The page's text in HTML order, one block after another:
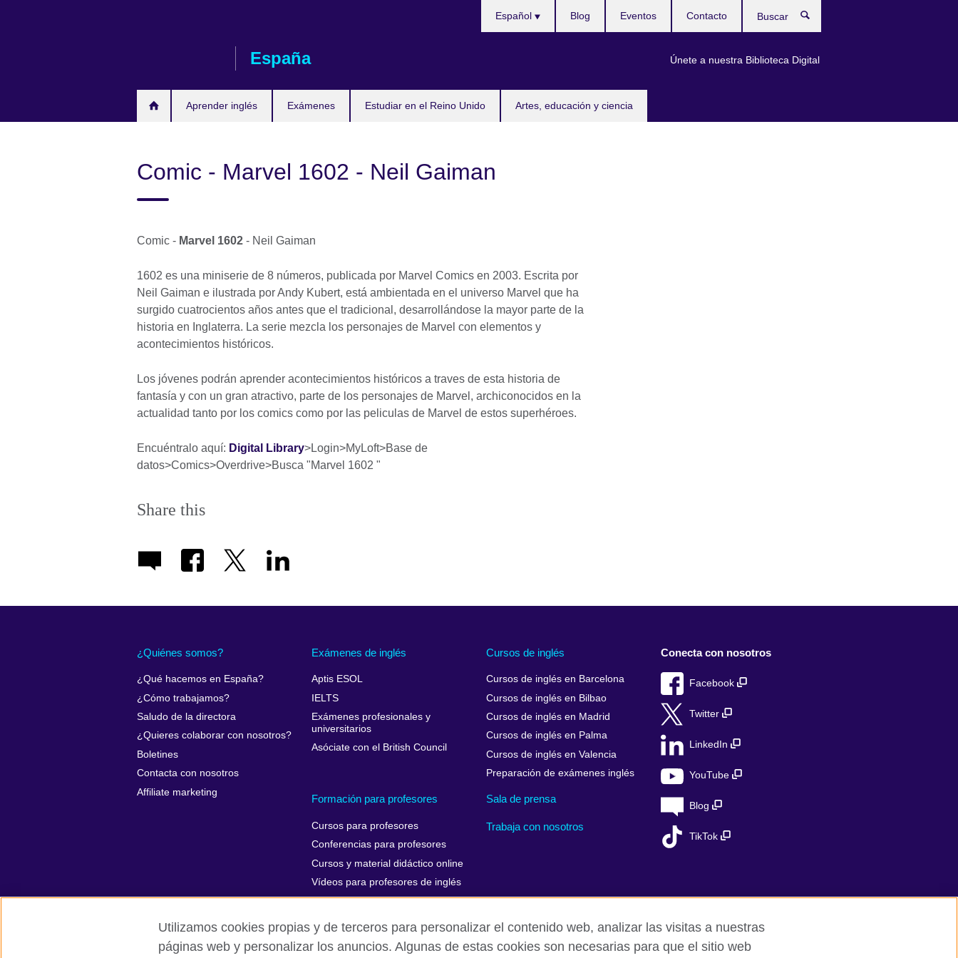
España
Aprender inglés Exámenes Estudiar en el Reino Unido Artes, educación y ciencia
idioma
Español
Únete a nuestra Biblioteca Digital
Blog Eventos Contacto
Comic - Marvel 1602 - Neil Gaiman
Comic - Marvel 1602 - Neil Gaiman
1602 es una miniserie de 8 números, publicada por Marvel Comics en 2003. Escrita por
Neil Gaiman e ilustrada por Andy Kubert, está ambientada en el universo Marvel que ha
surgido cuatrocientos años antes que el tradicional, desarrollándose la mayor parte de la
historia en Inglaterra. La serie mezcla los personajes de Marvel con elementos y
acontecimientos históricos.
Los jóvenes podrán aprender acontecimientos históricos a traves de esta historia de
fantasía y con un gran atractivo, parte de los personajes de Marvel, archiconocidos en la
actualidad tanto por los comics como por las peliculas de Marvel de estos superhéroes.
Encuéntralo aquí: Digital Library>Login>MyLoft>Base de
datos>Comics>Overdrive>Busca "Marvel 1602 "
Share this
¿Quiénes somos?
¿Qué hacemos en España?
¿Cómo trabajamos?
Saludo de la directora
¿Quieres colaborar con nosotros?
Boletines
Contacta con nosotros
Affiliate marketing
Exámenes de inglés
Aptis ESOL
IELTS
Exámenes profesionales y
universitarios
Asóciate con el British Council
Cursos de inglés
Cursos de inglés en Barcelona
Cursos de inglés en Bilbao
Cursos de inglés en Madrid
Cursos de inglés en Palma
Cursos de inglés en Valencia
Preparación de exámenes inglés
Formación para profesores
Cursos para profesores
Conferencias para profesores
Cursos y material didáctico online
Vídeos para profesores de inglés
Sala de prensa
Trabaja con nosotros
Conecta con nosotros
Facebook
Twitter
LinkedIn
YouTube
Blog
TikTok
British Council Global Privacidad Aviso Legal Cookies Mapa del sitio
Utilizamos cookies propias y de terceros para personalizar el contenido web, analizar las visitas a nuestras
páginas web y personalizar los anuncios. Algunas de estas cookies son necesarias para que el sitio web